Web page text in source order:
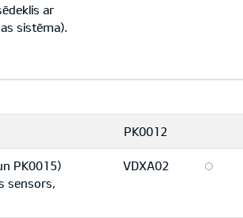
ar
sistēma).
PK0012
PK0015)
sensors,
VDXA02